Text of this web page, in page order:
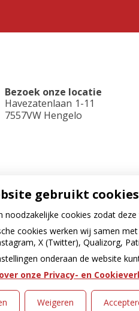
Bezoek onze locatie
Havezatenlaan 1-11
7557VW Hengelo
gebruikt cookies
noodzakelijke cookies zodat
cookies werken wij samen
X (Twitter), Qualizorg,
onderaan de website
onze Privacy- en
Weigeren